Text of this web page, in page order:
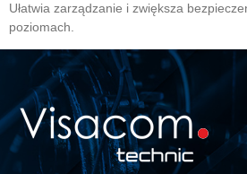
Ułatwia zarządzanie i zwiększa
poziomach.